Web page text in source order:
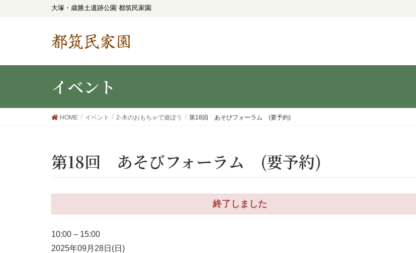
大塚・歳勝土遺跡公園 都筑民家園
都筑民家園
イベント
HOME イベント 2-木のおもちゃで遊ぼう 第18回 あそびフォーラム (要予約)
第18回 あそびフォーラム (要予約)
10:00 – 15:00
2025年09月28日(日)